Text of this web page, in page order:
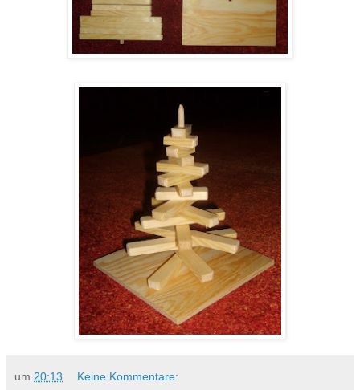
um 20:13 Keine Kommentare: